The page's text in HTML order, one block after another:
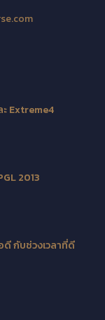
Extreme4
2013
ดี กับช่วงเวลาที่ดี